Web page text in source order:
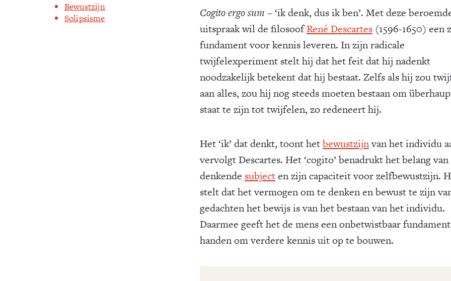
Bewustzijn
Solipsisme
Cogito ergo sum – ‘ik denk, dus ik ben’. Met deze
uitspraak wil de filosoofRené Descartes(1596-1650) een
fundament voor kennis leveren. In zijn radicale
twijfelexperiment stelt hij dat het feit dat hij nadenkt
noodzakelijk betekent dat hij bestaat. Zelfs als hij zou
aan alles, zou hij nog steeds moeten bestaan om
staat te zijn tot twijfelen, zo redeneert hij.
Het ‘ik’ dat denkt, toont hetbewustzijnvan het individu
vervolgt Descartes. Het ‘cogito’ benadrukt het belang
denkende subjecten zijn capaciteit voor zelfbewustzijn.
stelt dat het vermogen om te denken en bewust te zijn
gedachten het bewijs is van het bestaan van het individu.
Daarmee geeft het de mens een onbetwistbaar
handen om verdere kennis uit op te bouwen.